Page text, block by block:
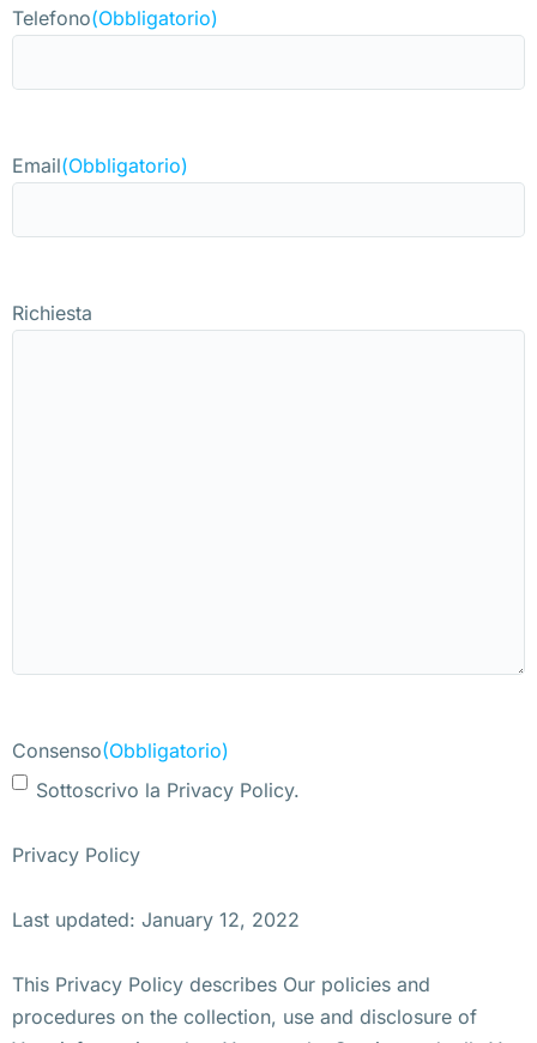
Telefono(Obbligatorio)
Email(Obbligatorio)
Richiesta
Consenso(Obbligatorio)
Sottoscrivo la Privacy Policy.
Privacy Policy
Last updated: January 12, 2022
This Privacy Policy describes Our policies and
procedures on the collection, use and disclosure of